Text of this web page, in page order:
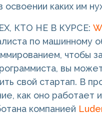
освоении каких им
КТО НЕ В КУРСЕ:
по машинному
чтобы
вы
свой стартап. В
как оно работает
компанией